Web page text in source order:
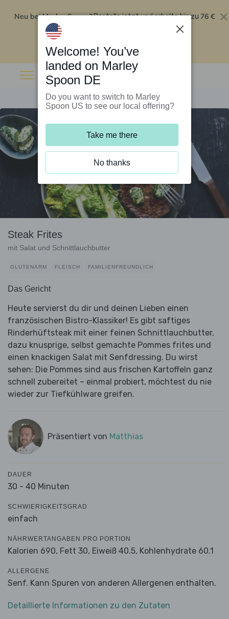
Neu bei Marley Spoon?Bestelle jetzt und erhalte bis zu 76 €
Rabatt auf deine ersten fünf Boxen
Steak Frites
mit Salat und Schnittlauchbutter
GLUTENARM FLEISCH FAMILIENFREUNDLICH
Das Gericht
Heute servierst du dir und deinen Lieben einen
französischen Bistro-Klassiker! Es gibt saftiges
Rinderhüftsteak mit einer feinen Schnittlauchbutter,
dazu knusprige, selbst gemachte Pommes frites und
einen knackigen Salat mit Senfdressing. Du wirst
sehen: Die Pommes sind aus frischen Kartoffeln ganz
schnell zubereitet – einmal probiert, möchtest du nie
wieder zur Tiefkühlware greifen.
Präsentiert von Matthias
DAUER
30 - 40 Minuten
SCHWIERIGKEITSGRAD
einfach
NÄHRWERTANGABEN PRO PORTION
Kalorien 690, Fett 30, Eiweiß 40.5, Kohlenhydrate 60.1
ALLERGENE
Senf. Kann Spuren von anderen Allergenen enthalten.
Detaillierte Informationen zu den Zutaten
Welcome! You’ve
landed on Marley
Spoon DE
Do you want to switch to Marley
Spoon US to see our local offering?
Take me there
No thanks